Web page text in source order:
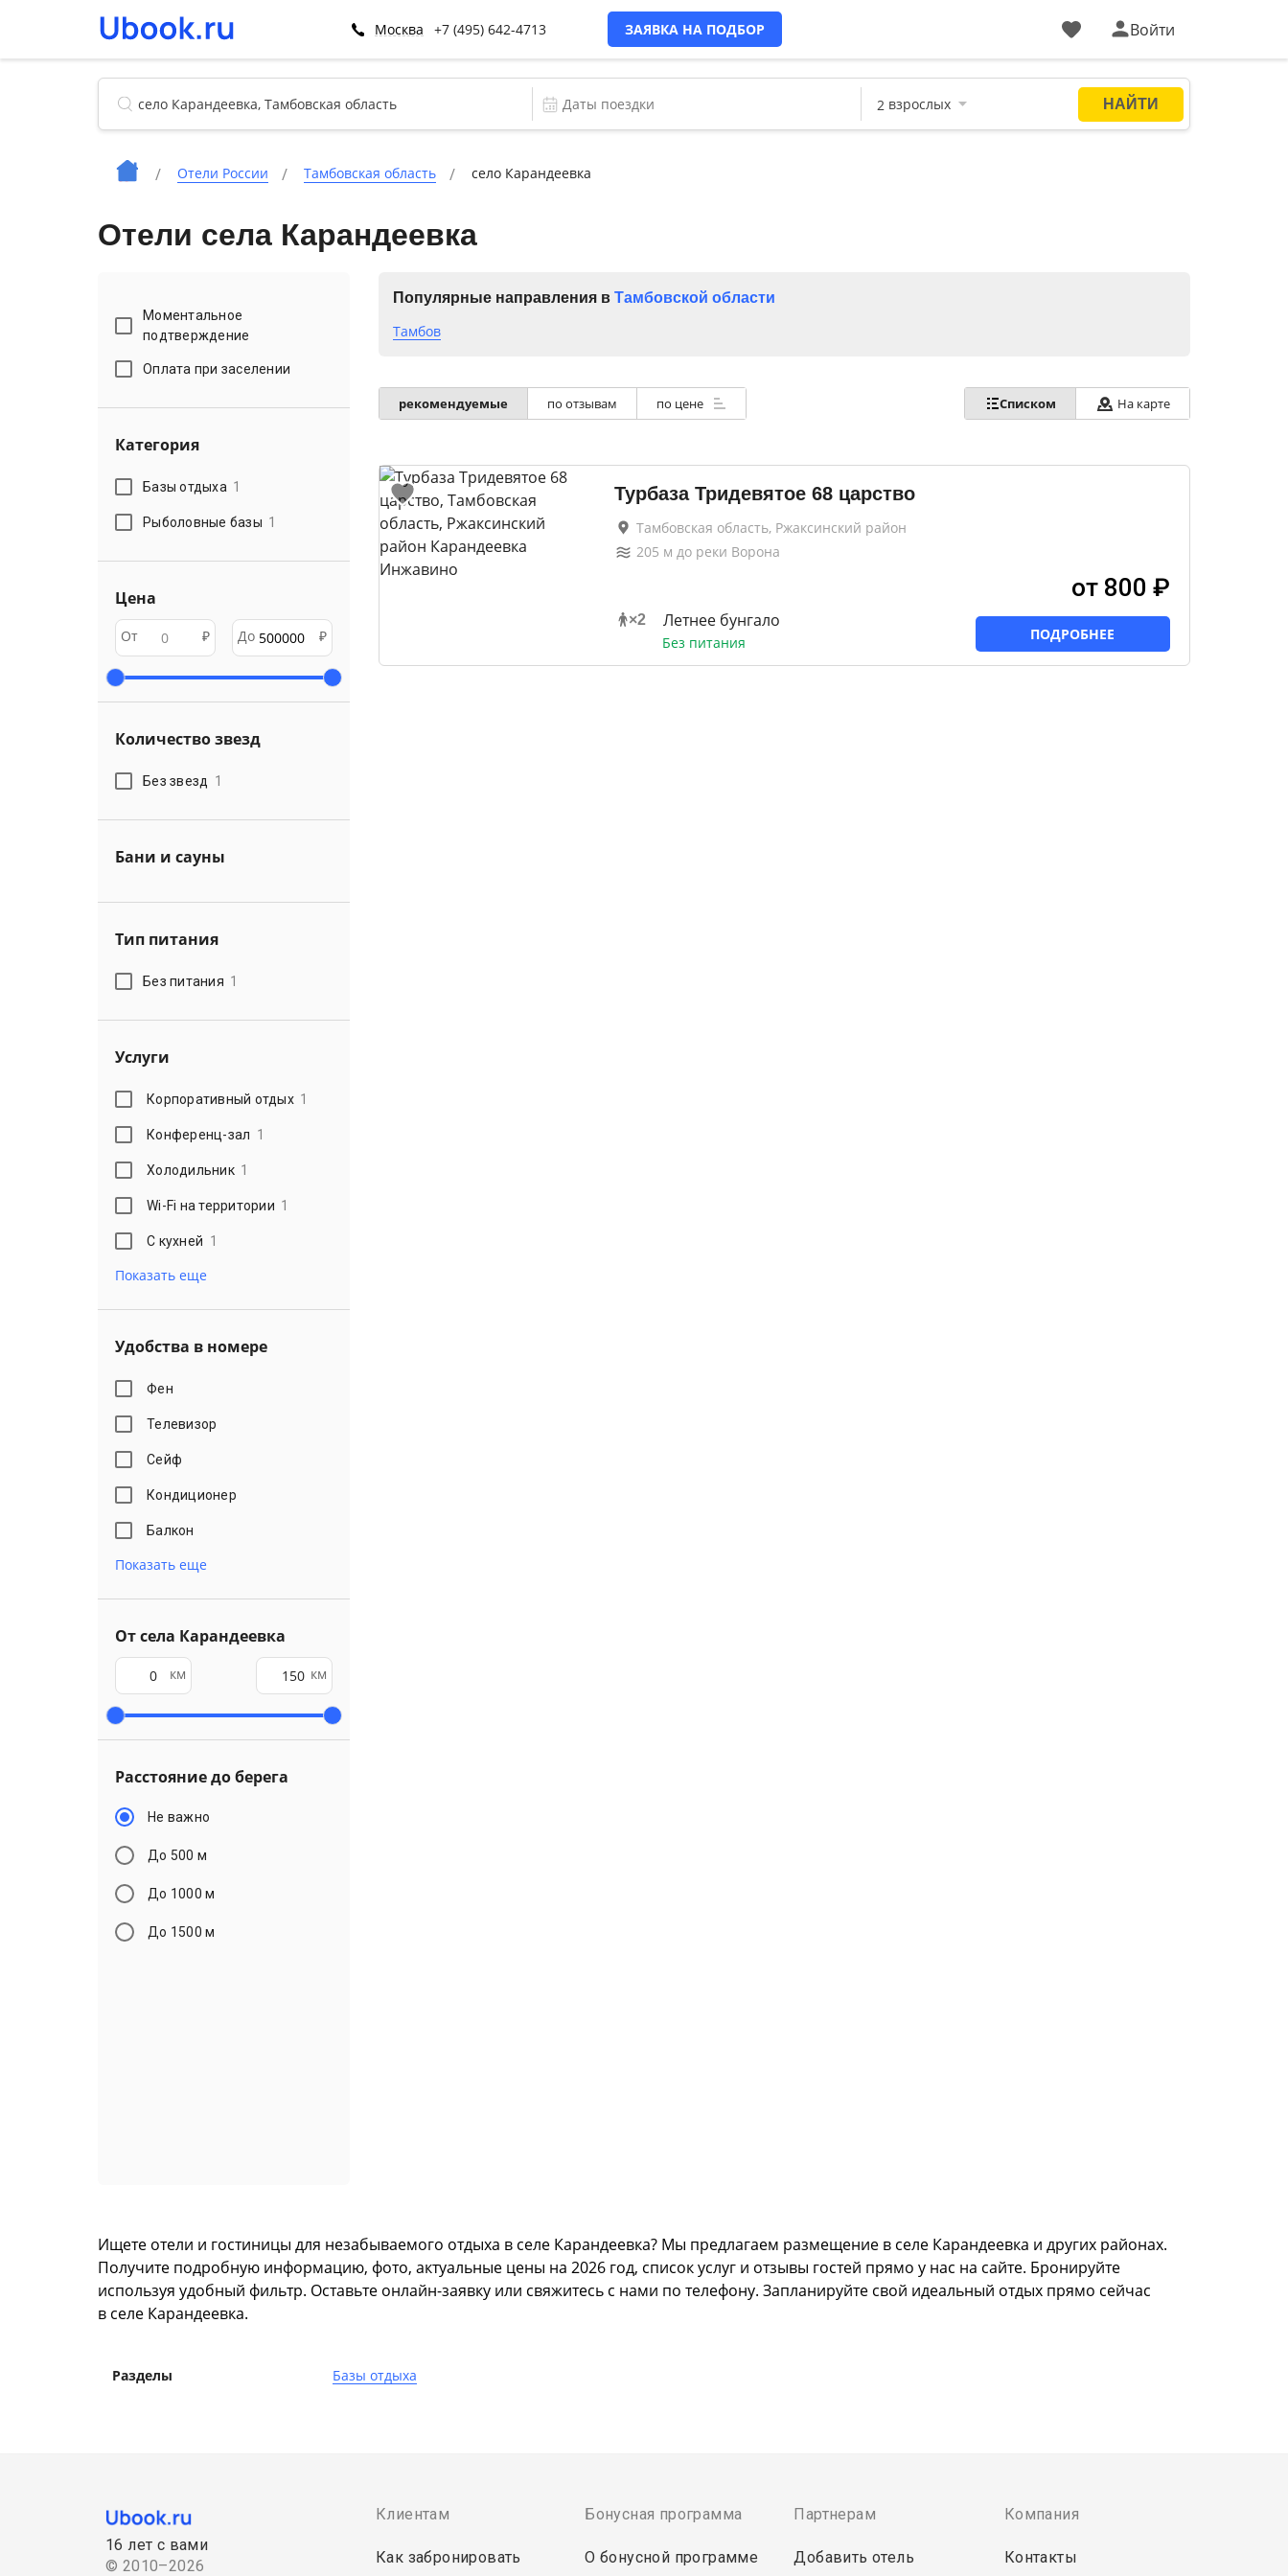
Москва +7 (495) 642-4713 ЗАЯВКА НА ПОДБОР Войти
Отели России Тамбовская область село Карандеевка
Отели села Карандеевка
Моментальное
подтверждение
Оплата при заселении
Категория
Базы отдыха 1
Рыболовные базы 1
Цена
От ₽ До ₽
Количество звезд
Без звезд 1
Бани и сауны
Тип питания
Без питания 1
Услуги
Корпоративный отдых 1
Конференц-зал 1
Холодильник 1
Wi-Fi на территории 1
С кухней 1
Показать еще
Удобства в номере
Фен
Телевизор
Сейф
Кондиционер
Балкон
Показать еще
От села Карандеевка
км км
Расстояние до берега
Не важно
До 500 м
До 1000 м
До 1500 м
Популярные направления в Тамбовской области
Тамбов
рекомендуемые по отзывам по цене Списком На карте
Турбаза Тридевятое 68 царство
Тамбовская область, Ржаксинский район
205 м до реки Ворона
×2 Летнее бунгало
Без питания
от 800 ₽
ПОДРОБНЕЕ
Ищете отели и гостиницы для незабываемого отдыха в селе Карандеевка? Мы предлагаем размещение в селе Карандеевка и других районах.
Получите подробную информацию, фото, актуальные цены на 2026 год, список услуг и отзывы гостей прямо у нас на сайте. Бронируйте
используя удобный фильтр. Оставьте онлайн-заявку или свяжитесь с нами по телефону. Запланируйте свой идеальный отдых прямо сейчас
в селе Карандеевка.
Разделы Базы отдыха
16 лет с вами
© 2010–2026
Клиентам
Как забронировать
Бонусная программа
О бонусной программе
Партнерам
Добавить отель
Компания
Контакты